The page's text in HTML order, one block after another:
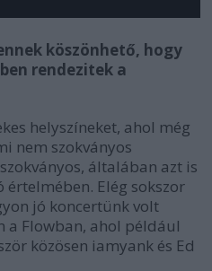
köszönhető, hogy
rendezitek a
helyszíneket, ahol még
nem szokványos
általában azt is
Elég sokszor
jó koncertünk volt
a Flowban, ahol például
közösen iamyank és Ed